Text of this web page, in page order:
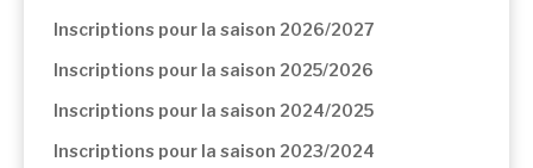
Inscriptions pour la saison 2026/2027
Inscriptions pour la saison 2025/2026
Inscriptions pour la saison 2024/2025
Inscriptions pour la saison 2023/2024